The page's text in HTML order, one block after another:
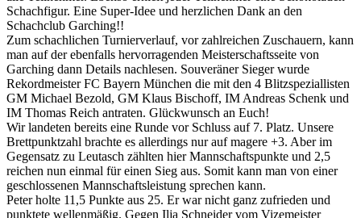
Schachfigur. Eine Super-Idee und herzlichen Dank an den
Schachclub Garching!!
Zum schachlichen Turnierverlauf, vor zahlreichen Zuschauern, kann
man auf der ebenfalls hervorragenden Meisterschaftsseite von
Garching dann Details nachlesen. Souveräner Sieger wurde
Rekordmeister FC Bayern München die mit den 4 Blitzspeziallisten
GM Michael Bezold, GM Klaus Bischoff, IM Andreas Schenk und
IM Thomas Reich antraten. Glückwunsch an Euch!
Wir landeten bereits eine Runde vor Schluss auf 7. Platz. Unsere
Brettpunktzahl brachte es allerdings nur auf magere +3. Aber im
Gegensatz zu Leutasch zählten hier Mannschaftspunkte und 2,5
reichen nun einmal für einen Sieg aus. Somit kann man von einer
geschlossenen Mannschaftsleistung sprechen kann.
Peter holte 11,5 Punkte aus 25. Er war nicht ganz zufrieden und
punktete wellenmäßig. Gegen Ilja Schneider vom Vizemeister